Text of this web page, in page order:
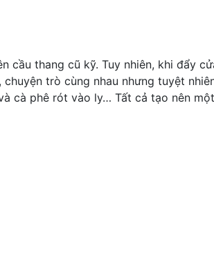
thang cũ kỹ. Tuy nhiên, khi đẩy
trò cùng nhau nhưng tuyệt
cà phê rót vào ly… Tất cả tạo nên